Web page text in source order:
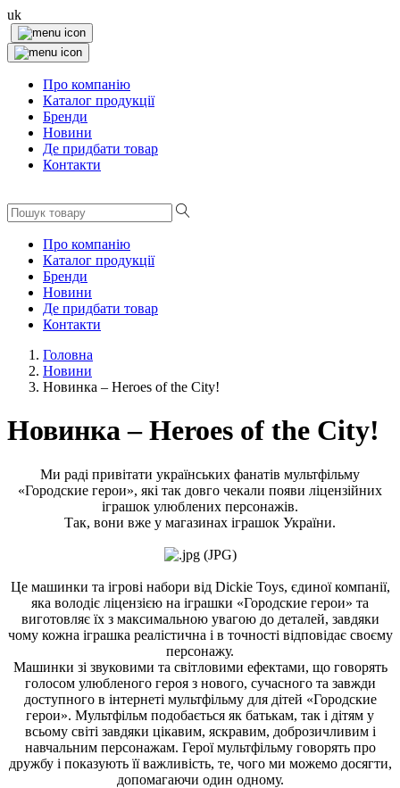
uk
Про компанію
Каталог продукції
Бренди
Новини
Де придбати товар
Контакти
Про компанію
Каталог продукції
Бренди
Новини
Де придбати товар
Контакти
Головна
Новини
Новинка – Heroes of the City!
Новинка – Heroes of the City!
Ми раді привітати українських фанатів мультфільму
«Городские герои», які так довго чекали появи ліцензійних
іграшок улюблених персонажів.
Так, вони вже у магазинах іграшок України.
Це машинки та ігрові набори від Dickie Toys, єдиної компанії,
яка володіє ліцензією на іграшки «Городские герои» та
виготовляє їх з максимальною увагою до деталей, завдяки
чому кожна іграшка реалістична і в точності відповідає своєму
персонажу.
Машинки зі звуковими та світловими ефектами, що говорять
голосом улюбленого героя з нового, сучасного та завжди
доступного в інтернеті мультфільму для дітей «Городские
герои». Мультфільм подобається як батькам, так і дітям у
всьому світі завдяки цікавим, яскравим, доброзичливим і
навчальним персонажам. Герої мультфільму говорять про
дружбу і показують її важливість, те, чого ми можемо досягти,
допомагаючи один одному.